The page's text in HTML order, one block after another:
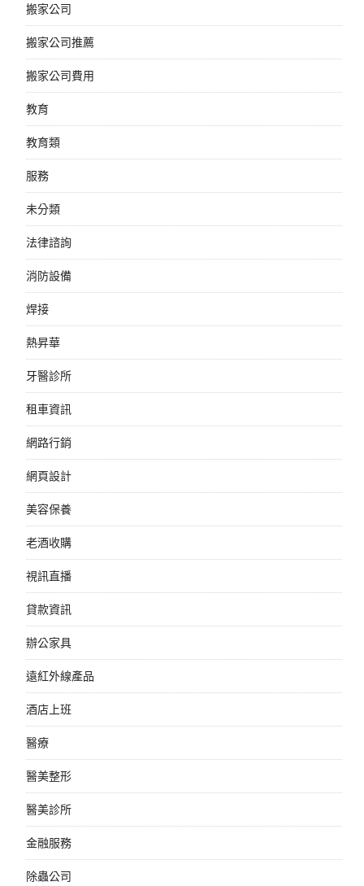
搬家公司
搬家公司推薦
搬家公司費用
教育
教育類
服務
未分類
法律諮詢
消防設備
焊接
熱昇華
牙醫診所
租車資訊
網路行銷
網頁設計
美容保養
老酒收購
視訊直播
貸款資訊
辦公家具
遠紅外線產品
酒店上班
醫療
醫美整形
醫美診所
金融服務
除蟲公司